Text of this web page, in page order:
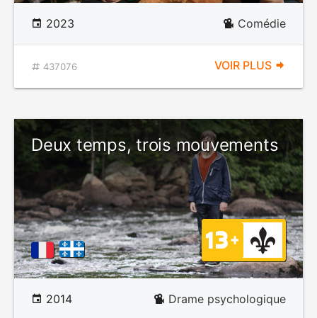
2023 Comédie
437076 VOIR PLUS
Deux temps, trois mouvements
2014 Drame psychologique